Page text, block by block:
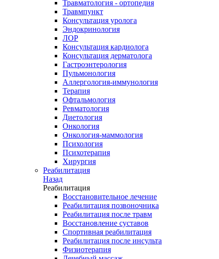
Травматология - ортопедия
Травмпункт
Консультация уролога
Эндокринология
ЛОР
Консультация кардиолога
Консультация дерматолога
Гастроэнтерология
Пульмонология
Аллергология-иммунология
Терапия
Офтальмология
Ревматология
Диетология
Онкология
Онкология-маммология
Психология
Психотерапия
Хирургия
Реабилитация
Назад
Реабилитация
Восстановительное лечение
Реабилитация позвоночника
Реабилитация после травм
Восстановление суставов
Спортивная реабилитация
Реабилитация после инсульта
Физиотерапия